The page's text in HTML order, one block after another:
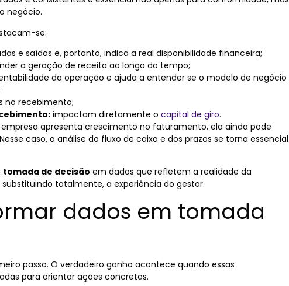
negócio.
se:
e saídas e, portanto, indica a real disponibilidade financeira;
a geração de receita ao longo do tempo;
da operação e ajuda a entender se o modelo de negócio
no recebimento;
impactam diretamente o capital de giro.
apresenta crescimento no faturamento, ela ainda pode
caso, a análise do fluxo de caixa e dos prazos se torna essencial
tomada de decisão em dados que refletem a realidade da
totalmente, a experiência do gestor.
dados em tomada
passo. O verdadeiro ganho acontece quando essas
para orientar ações concretas.